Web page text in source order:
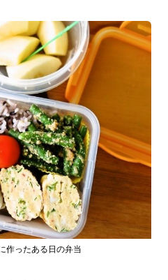
作ったある日の弁当